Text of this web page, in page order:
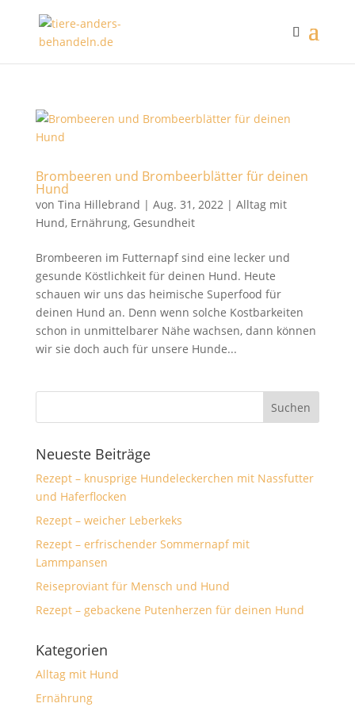
Brombeeren und Brombeerblätter für deinen
Hund
von Tina Hillebrand | Aug. 31, 2022| Alltag mit
Hund, Ernährung, Gesundheit
Brombeeren im Futternapf sind eine lecker und
gesunde Köstlichkeit für deinen Hund. Heute
schauen wir uns das heimische Superfood für
deinen Hund an. Denn wenn solche Kostbarkeiten
schon in unmittelbarer Nähe wachsen, dann können
wir sie doch auch für unsere Hunde...
Neueste Beiträge
Rezept – knusprige Hundeleckerchen mit Nassfutter
und Haferflocken
Rezept – weicher Leberkeks
Rezept – erfrischender Sommernapf mit
Lammpansen
Reiseproviant für Mensch und Hund
Rezept – gebackene Putenherzen für deinen Hund
Kategorien
Alltag mit Hund
Ernährung